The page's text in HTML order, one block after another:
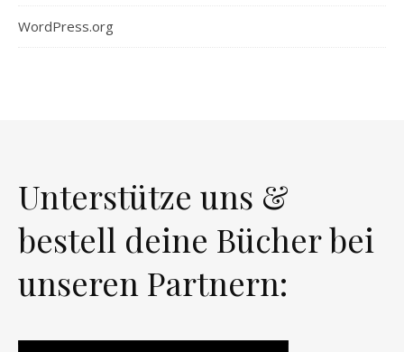
WordPress.org
Unterstütze uns &
bestell deine Bücher bei
unseren Partnern: